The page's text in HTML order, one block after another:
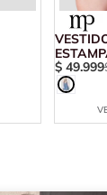
$ 49.999